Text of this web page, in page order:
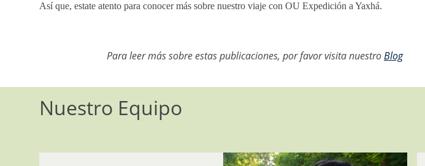
Así que, estate atento para conocer más sobre nuestro viaje con OU Expedición a Yaxhá.
Para leer más sobre estas publicaciones, por favor visita nuestroBlog
Nuestro Equipo